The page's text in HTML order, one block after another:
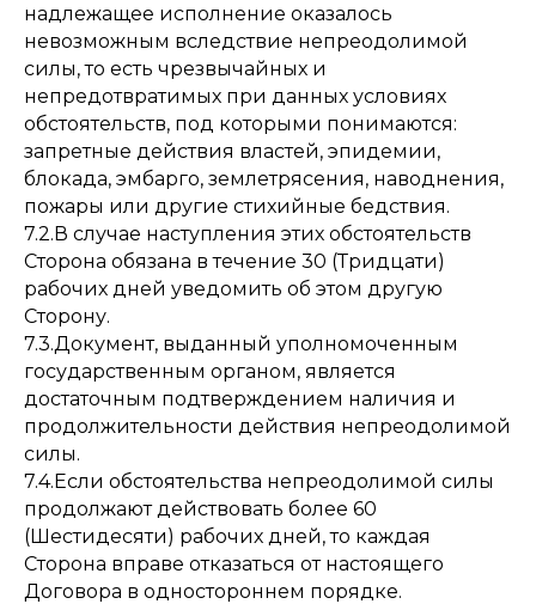
надлежащее исполнение оказалось
невозможным вследствие непреодолимой
силы, то есть чрезвычайных и
непредотвратимых при данных условиях
обстоятельств, под которыми понимаются:
запретные действия властей, эпидемии,
блокада, эмбарго, землетрясения, наводнения,
пожары или другие стихийные бедствия.
7.2.В случае наступления этих обстоятельств
Сторона обязана в течение 30 (Тридцати)
рабочих дней уведомить об этом другую
Сторону.
7.3.Документ, выданный уполномоченным
государственным органом, является
достаточным подтверждением наличия и
продолжительности действия непреодолимой
силы.
7.4.Если обстоятельства непреодолимой силы
продолжают действовать более 60
(Шестидесяти) рабочих дней, то каждая
Сторона вправе отказаться от настоящего
Договора в одностороннем порядке.